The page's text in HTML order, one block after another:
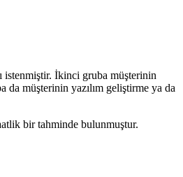
istenmiştir. İkinci gruba müşterinin
da müşterinin yazılım geliştirme ya da
bir tahminde bulunmuştur.